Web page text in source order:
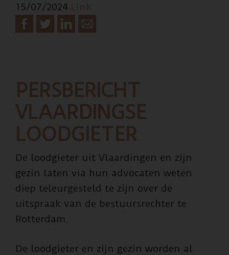
15/07/2024 Link
PERSBERICHT
VLAARDINGSE
LOODGIETER
De loodgieter uit Vlaardingen en zijn
gezin laten via hun advocaten weten
diep teleurgesteld te zijn over de
uitspraak van de bestuursrechter te
Rotterdam.
De loodgieter en zijn gezin worden al